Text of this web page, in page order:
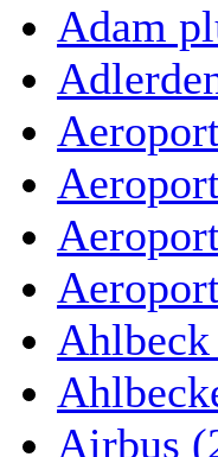
Adam
Airbus